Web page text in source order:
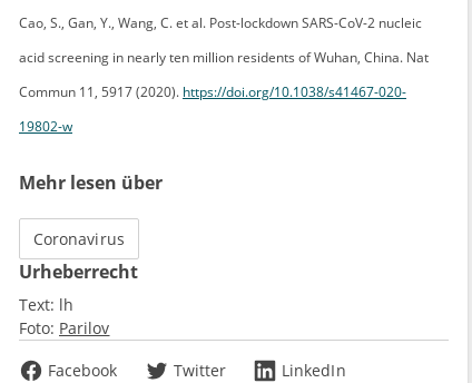
Cao, S., Gan, Y., Wang, C. et al. Post-lockdown SARS-CoV-2 nucleic
acid screening in nearly ten million residents of Wuhan, China. Nat
Commun 11, 5917 (2020). https://doi.org/10.1038/s41467-020-
19802-w
Mehr lesen über
Coronavirus
Urheberrecht
Text: lh
Foto: Parilov
Facebook
Twitter LinkedIn